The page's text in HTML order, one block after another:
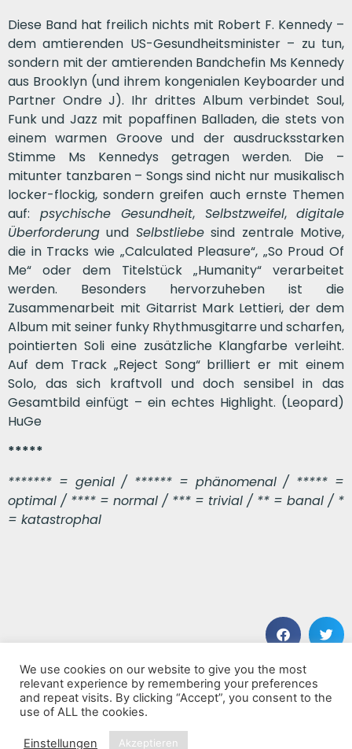
Diese Band hat freilich nichts mit Robert F. Kennedy –
dem amtierenden US-Gesundheitsminister – zu tun,
sondern mit der amtierenden Bandchefin Ms Kennedy
aus Brooklyn (und ihrem kongenialen Keyboarder und
Partner Ondre J). Ihr drittes Album verbindet Soul,
Funk und Jazz mit popaffinen Balladen, die stets von
einem warmen Groove und der ausdrucksstarken
Stimme Ms Kennedys getragen werden. Die –
mitunter tanzbaren – Songs sind nicht nur musikalisch
locker-flockig, sondern greifen auch ernste Themen
auf: psychische Gesundheit, Selbstzweifel, digitale
Überforderung und Selbstliebesind zentrale Motive,
die in Tracks wie „Calculated Pleasure“, „So Proud Of
Me“ oder dem Titelstück „Humanity“ verarbeitet
werden. Besonders hervorzuheben ist die
Zusammenarbeit mit Gitarrist Mark Lettieri, der dem
Album mit seiner funky Rhythmusgitarre und scharfen,
pointierten Soli eine zusätzliche Klangfarbe verleiht.
Auf dem Track „Reject Song“ brilliert er mit einem
Solo, das sich kraftvoll und doch sensibel in das
Gesamtbild einfügt – ein echtes Highlight. (Leopard)
HuGe
*****
******* = genial / ****** = phänomenal / ***** =
optimal / **** = normal / *** = trivial / ** = banal / *
= katastrophal
VORHERIGER BEITRAG
The In Between
NÄCHSTER BEITRAG
The Show Must Go On: The Complete Nirvana Collection
We use cookies on our website to give you the most
relevant experience by remembering your preferences
and repeat visits. By clicking “Accept”, you consent to the
use of ALL the cookies.
Einstellungen Akzeptieren